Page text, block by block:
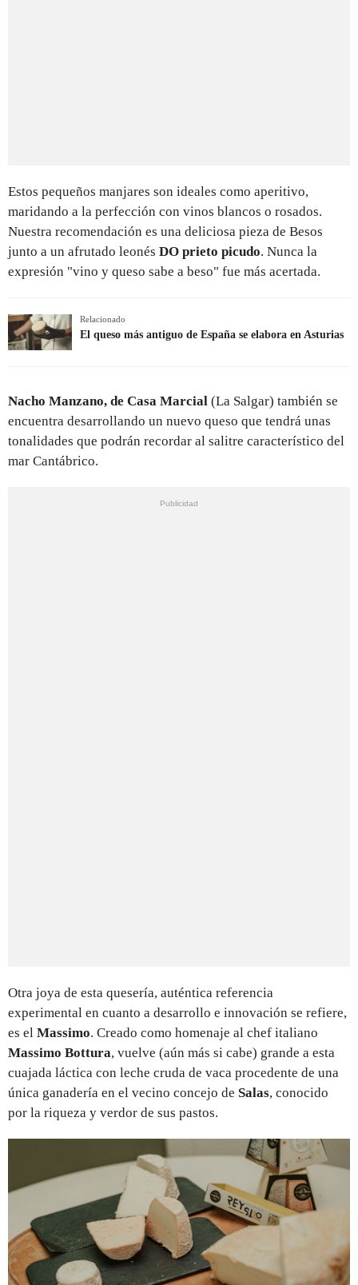
Estos pequeños manjares son ideales como aperitivo,
maridando a la perfección con vinos blancos o rosados.
Nuestra recomendación es una deliciosa pieza de Besos
junto a un afrutado leonés DO prieto picudo. Nunca la
expresión "vino y queso sabe a beso" fue más acertada.
Relacionado
El queso más antiguo de España se elabora en Asturias
Nacho Manzano, de Casa Marcial (La Salgar) también se
encuentra desarrollando un nuevo queso que tendrá unas
tonalidades que podrán recordar al salitre característico del
mar Cantábrico.
Otra joya de esta quesería, auténtica referencia
experimental en cuanto a desarrollo e innovación se refiere,
es el Massimo. Creado como homenaje al chef italiano
Massimo Bottura, vuelve (aún más si cabe) grande a esta
cuajada láctica con leche cruda de vaca procedente de una
única ganadería en el vecino concejo de Salas, conocido
por la riqueza y verdor de sus pastos.